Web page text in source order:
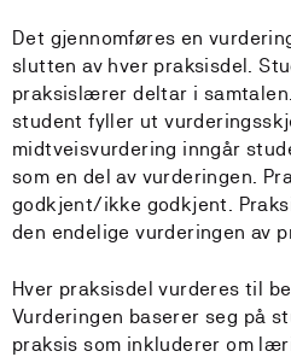
Det gjennomføres en
slutten av hver praksisdel.
praksislærer deltar i
student fyller ut
midtveisvurdering inngår
som en del av vurderingen.
godkjent/ikke godkjent.
den endelige vurderingen av
Hver praksisdel vurderes til
Vurderingen baserer seg på
praksis som inkluderer om